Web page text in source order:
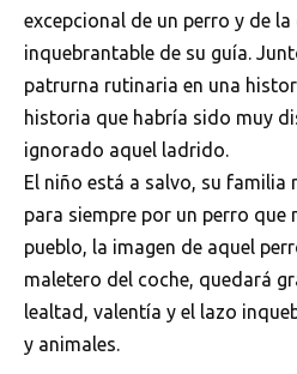
excepcional de un perro y de
inquebrantable de su guía.
patrurna rutinaria en una
historia que habría sido muy
ignorado aquel ladrido.
El niño está a salvo, su familia
para siempre por un perro que
pueblo, la imagen de aquel
maletero del coche, quedará
lealtad, valentía y el lazo
y animales.